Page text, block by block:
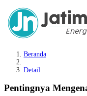
Beranda
Detail
Pentingnya